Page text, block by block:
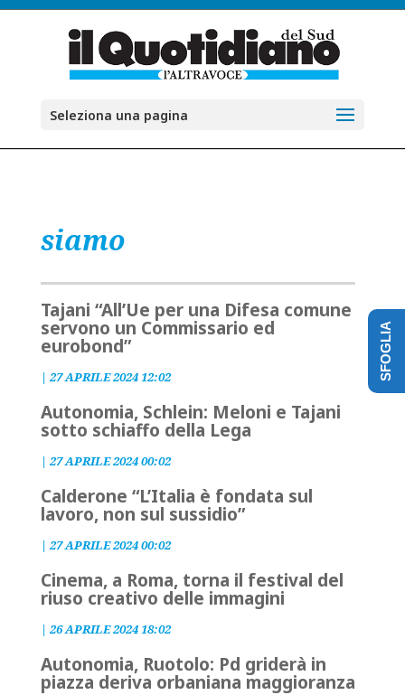
Seleziona una pagina
siamo
Tajani “All’Ue per una Difesa comune
servono un Commissario ed
eurobond”
| 27 APRILE 2024 12:02
Autonomia, Schlein: Meloni e Tajani
sotto schiaffo della Lega
| 27 APRILE 2024 00:02
Calderone “L’Italia è fondata sul
lavoro, non sul sussidio”
| 27 APRILE 2024 00:02
Cinema, a Roma, torna il festival del
riuso creativo delle immagini
| 26 APRILE 2024 18:02
Autonomia, Ruotolo: Pd griderà in
piazza deriva orbaniana maggioranza
SFOGLIA